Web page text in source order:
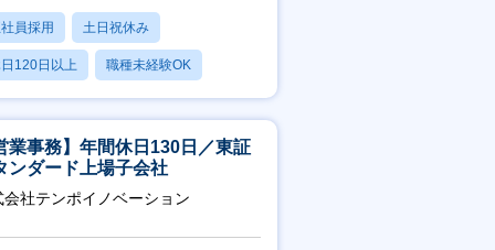
員採用 土日祝休み
120日以上 職種未経験OK
・育休あり
業事務】年間休日130日／東証
ンダード上場子会社
会社テンポイノベーション